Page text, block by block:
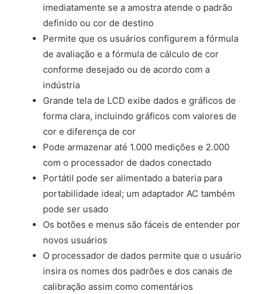
imediatamente se a amostra atende o padrão
definido ou cor de destino
Permite que os usuários configurem a fórmula
de avaliação e a fórmula de cálculo de cor
conforme desejado ou de acordo com a
indústria
Grande tela de LCD exibe dados e gráficos de
forma clara, incluindo gráficos com valores de
cor e diferença de cor
Pode armazenar até 1.000 medições e 2.000
com o processador de dados conectado
Portátil pode ser alimentado a bateria para
portabilidade ideal; um adaptador AC também
pode ser usado
Os botões e menus são fáceis de entender por
novos usuários
O processador de dados permite que o usuário
insira os nomes dos padrões e dos canais de
calibração assim como comentários